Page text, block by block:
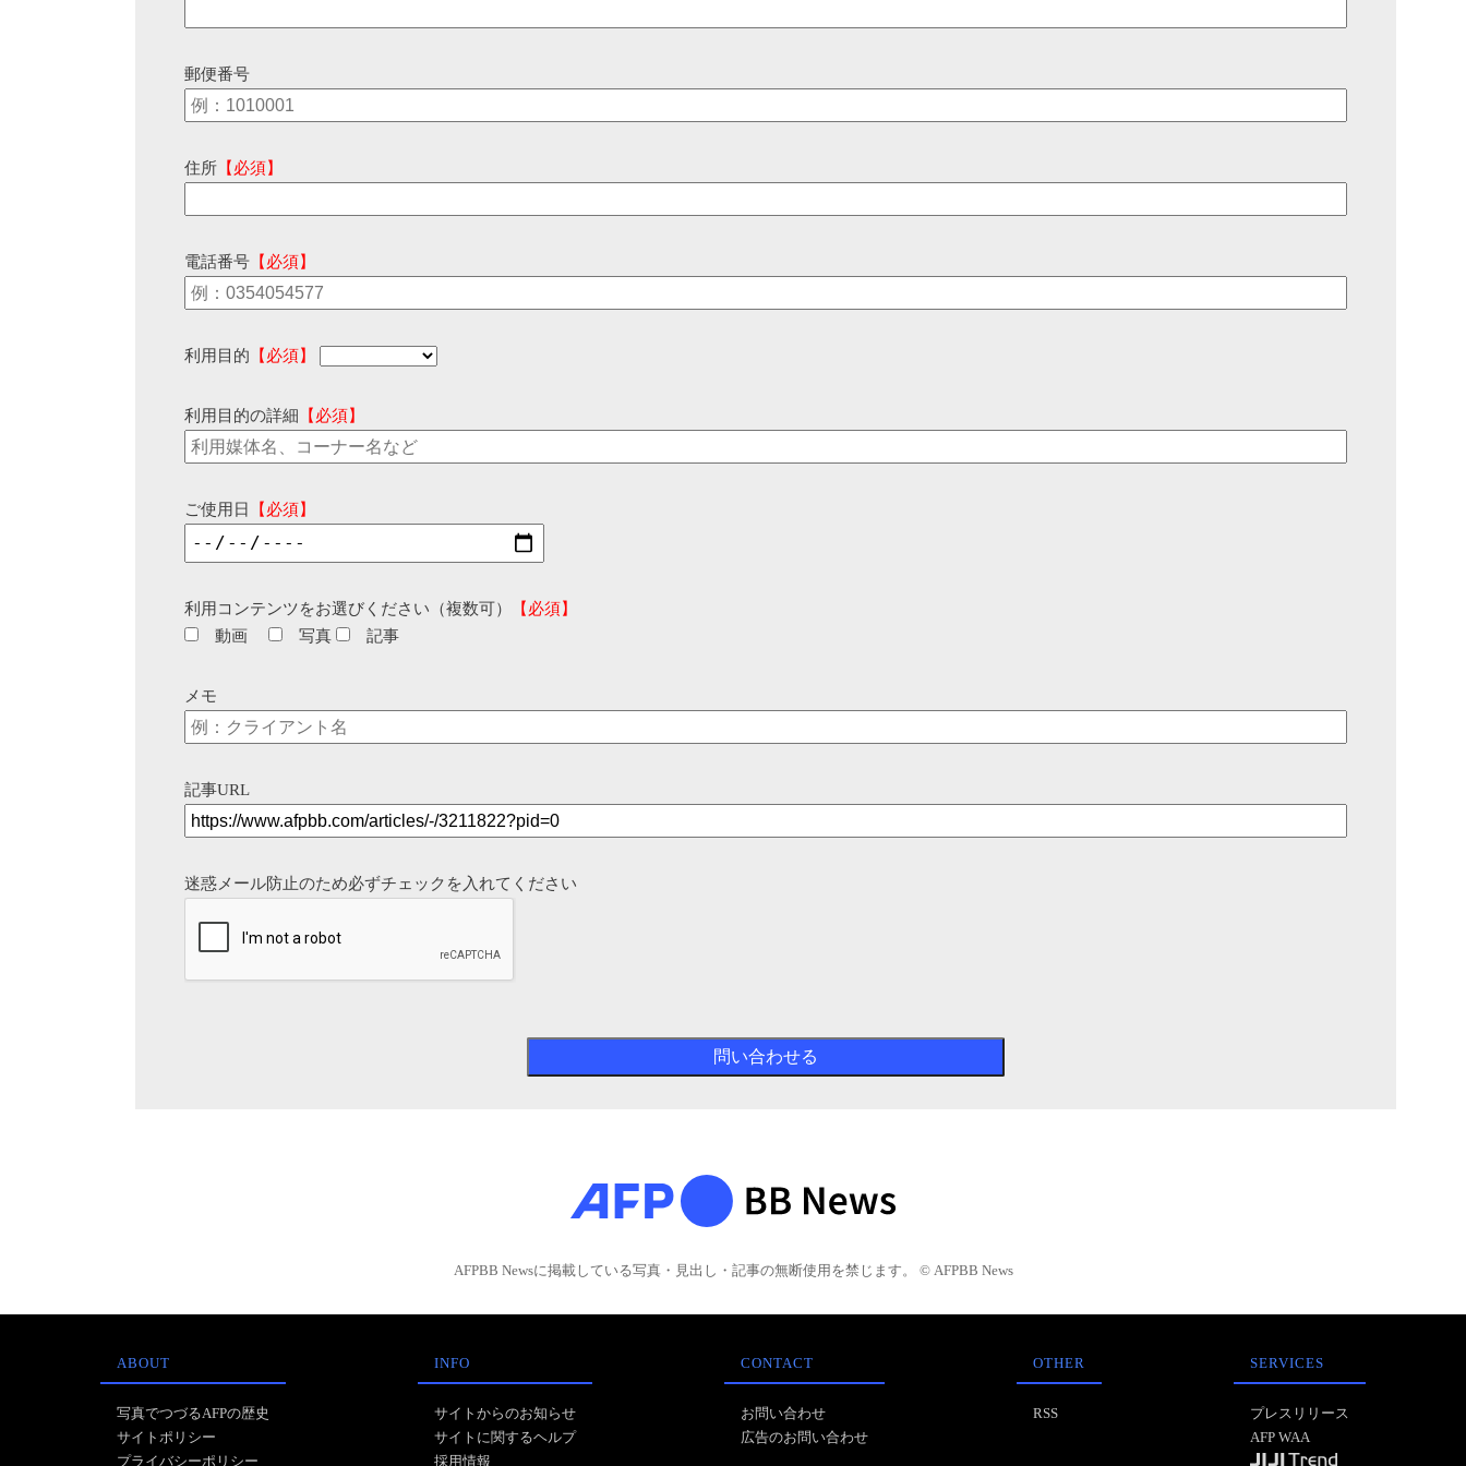
郵便番号
住所 【必須】
電話番号 【必須】
利用目的 【必須】
利用目的の詳細 【必須】
ご使用日 【必須】
利用コンテンツをお選びください（複数可）
【必須】
動画
写真 記事
メモ
記事URL
迷惑メール防止のため必ずチェックを入れてください
AFPBB Newsに掲載している写真・見出し・記事の無断使用を禁じます。 © AFPBB News
ABOUT
写真でつづるAFPの歴史
サイトポリシー
プライバシーポリシー
INFO
サイトからのお知らせ
サイトに関するヘルプ
採用情報
CONTACT
お問い合わせ
広告のお問い合わせ
OTHER
RSS
SERVICES
プレスリリース
AFP WAA